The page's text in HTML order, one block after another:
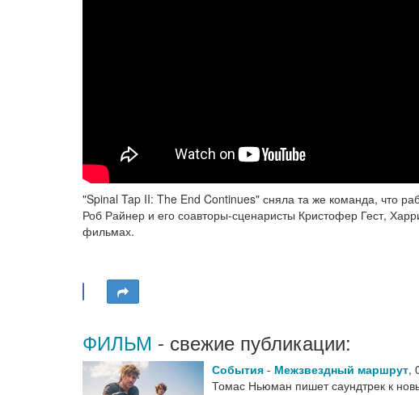
"Spinal Tap II: The End Continues" сняла та же команда, что
Роб Райнер и его соавторы-сценаристы Кристофер Гест,
фильмах.
ФИЛЬМ - свежие публикации:
События - Межзвездный маршрут,
Томас Ньюман пишет саундтрек к